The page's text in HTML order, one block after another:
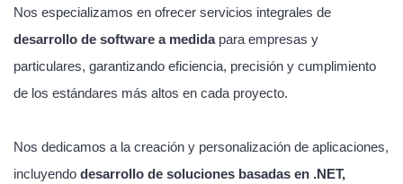
Nos especializamos en ofrecer servicios integrales de
desarrollo de software a medidapara empresas y
particulares, garantizando eficiencia, precisión y cumplimiento
de los estándares más altos en cada proyecto.
Nos dedicamos a la creación y personalización de aplicaciones,
incluyendo desarrollo de soluciones basadas en .NET,